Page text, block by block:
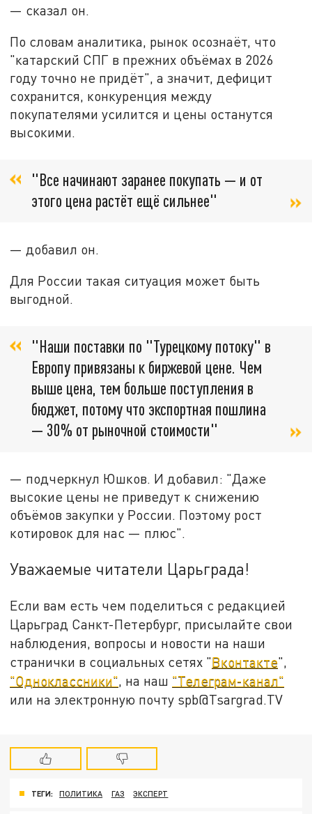
— сказал он.
По словам аналитика, рынок осознаёт, что
"катарский СПГ в прежних объёмах в 2026
году точно не придёт", а значит, дефицит
сохранится, конкуренция между
покупателями усилится и цены останутся
высокими.
"Все начинают заранее покупать — и от
этого цена растёт ещё сильнее"
— добавил он.
Для России такая ситуация может быть
выгодной.
"Наши поставки по "Турецкому потоку" в
Европу привязаны к биржевой цене. Чем
выше цена, тем больше поступления в
бюджет, потому что экспортная пошлина
— 30% от рыночной стоимости"
— подчеркнул Юшков. И добавил: "Даже
высокие цены не приведут к снижению
объёмов закупки у России. Поэтому рост
котировок для нас — плюс".
Уважаемые читатели Царьграда!
Если вам есть чем поделиться с редакцией
Царьград Санкт-Петербург, присылайте свои
наблюдения, вопросы и новости на наши
странички в социальных сетях "Вконтакте",
"Одноклассники", на наш "Телеграм-канал"
или на электронную почту spb@Tsargrad.TV
ТЕГИ: ПОЛИТИКА ГАЗ ЭКСПЕРТ